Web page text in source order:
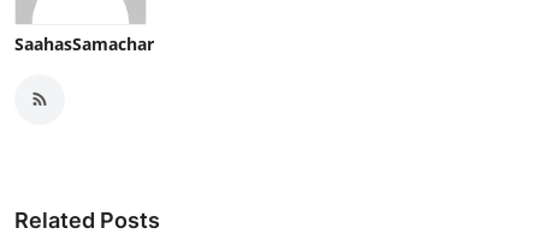
SaahasSamachar
Related Posts